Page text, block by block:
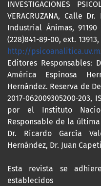
INVESTIGACIONES
VERACRUZANA, Calle
Industrial Ánimas,
(228)841-89-00, ext.
http://
Editores Responsables:
América Espinosa
Hernández. Reserva de
2017-062009305200-203,
por el Instituto
Responsable de la
Dr. Ricardo García
Hernández, Dr. Juan
Esta revista se